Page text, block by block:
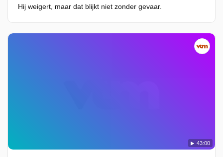
Hij weigert, maar dat blijkt niet zonder gevaar.
43:00